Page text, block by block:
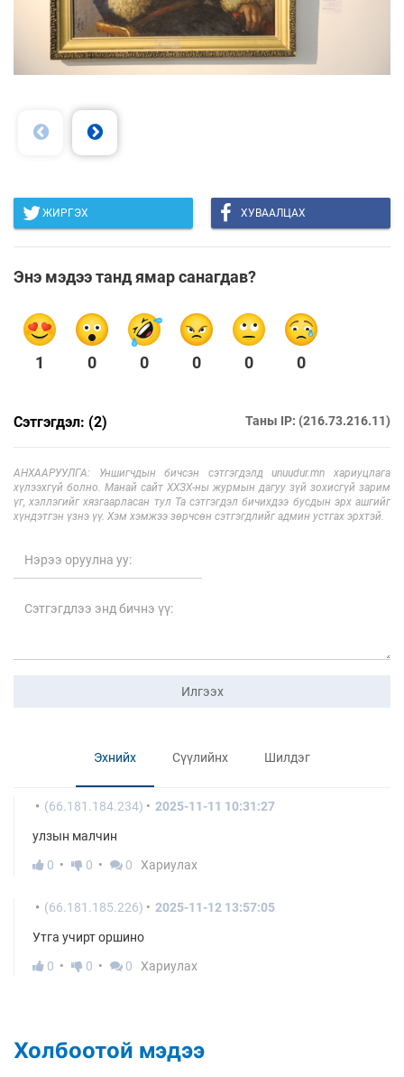
ЖИРГЭХ ХУВААЛЦАХ
Энэ мэдээ танд ямар санагдав?
1 0 0 0 0 0
Сэтгэгдэл: (2) Таны IP: (216.73.216.11)
АНХААРУУЛГА: Уншигчдын бичсэн сэтгэгдэлд unuudur.mn хариуцлага
хүлээхгүй болно. Манай сайт ХХЗХ-ны журмын дагуу зүй зохисгүй зарим
үг, хэллэгийг хязгаарласан тул Та сэтгэгдэл бичихдээ бусдын эрх ашгийг
хүндэтгэн үзнэ үү. Хэм хэмжээ зөрчсөн сэтгэгдлийг админ устгах эрхтэй.
Илгээх
Эхнийх Сүүлийнх Шилдэг
(66.181.184.234) 2025-11-11 10:31:27
улзын малчин
0
0 0 Хариулах
(66.181.185.226) 2025-11-12 13:57:05
Утга учирт оршино
0
0 0 Хариулах
Холбоотой мэдээ